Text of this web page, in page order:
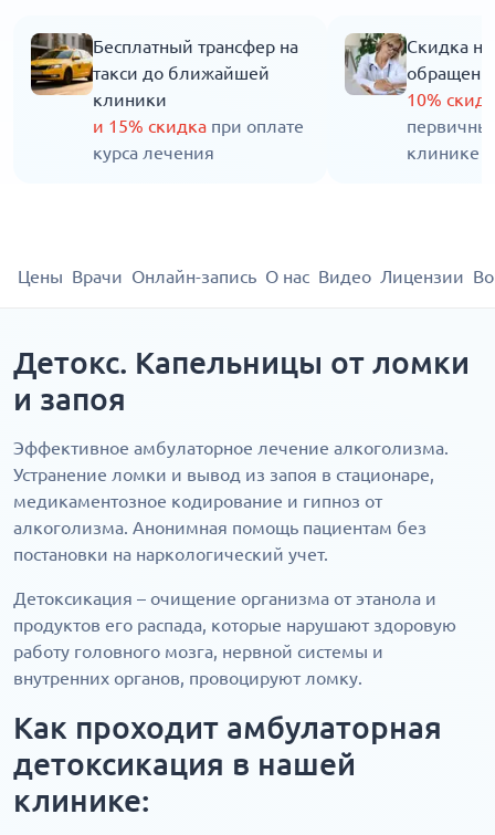
Бесплатный трансфер на
такси до ближайшей
клиники
и 15% скидка при оплате
курса лечения
Скидка
10%
клинике
Цены Врачи Онлайн-запись О нас Видео Лицензии
Детокс. Капельницы от ломки
и запоя
Эффективное амбулаторное лечение алкоголизма.
Устранение ломки и вывод из запоя в стационаре,
медикаментозное кодирование и гипноз от
алкоголизма. Анонимная помощь пациентам без
постановки на наркологический учет.
Детоксикация – очищение организма от этанола и
продуктов его распада, которые нарушают здоровую
работу головного мозга, нервной системы и
внутренних органов, провоцируют ломку.
Как проходит амбулаторная
детоксикация в нашей
клинике: